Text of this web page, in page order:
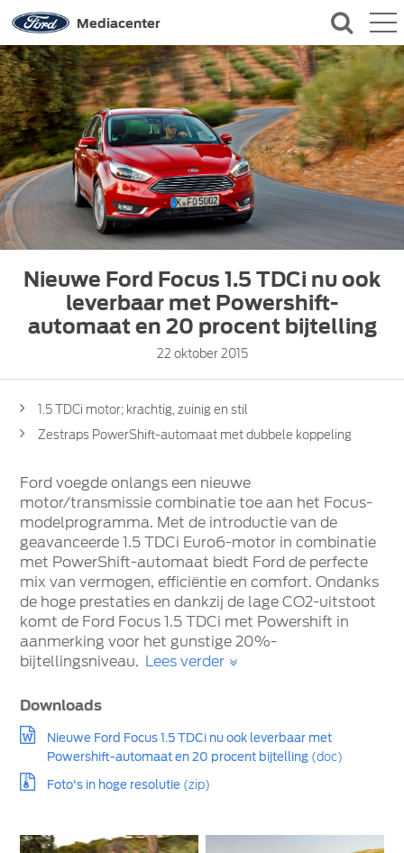
Mediacenter
CONTACT
Nieuwe Ford Focus 1.5 TDCi nu ook
leverbaar met Powershift-
automaat en 20 procent bijtelling
22 oktober 2015
1.5 TDCi motor; krachtig, zuinig en stil
Zestraps PowerShift-automaat met dubbele koppeling
Ford voegde onlangs een nieuwe
motor/transmissie combinatie toe aan het Focus-
modelprogramma. Met de introductie van de
geavanceerde 1.5 TDCi Euro6-motor in combinatie
met PowerShift-automaat biedt Ford de perfecte
mix van vermogen, efficiëntie en comfort. Ondanks
de hoge prestaties en dankzij de lage CO2-uitstoot
komt de Ford Focus 1.5 TDCi met Powershift in
aanmerking voor het gunstige 20%-
bijtellingsniveau. Lees verder
Downloads
Nieuwe Ford Focus 1.5 TDCi nu ook leverbaar met
Powershift-automaat en 20 procent bijtelling (doc)
Foto's in hoge resolutie (zip)